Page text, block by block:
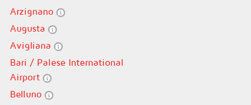
Arzignano
Augusta
Avigliana
Bari / Palese International
Airport
Belluno